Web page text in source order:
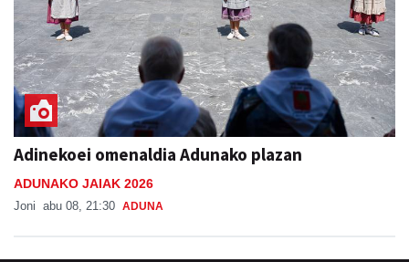
Adinekoei omenaldia Adunako plazan
ADUNAKO JAIAK 2026
Joni abu 08, 21:30 ADUNA